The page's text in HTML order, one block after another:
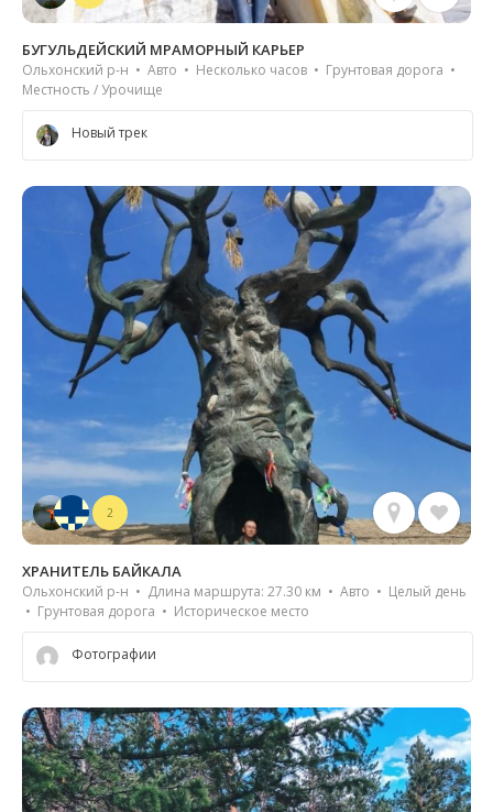
БУГУЛЬДЕЙСКИЙ МРАМОРНЫЙ КАРЬЕР
Ольхонский р-н • Авто • Несколько часов • Грунтовая дорога •
Местность / Урочище
Новый трек
2
ХРАНИТЕЛЬ БАЙКАЛА
Ольхонский р-н • Длина маршрута: 27.30 км • Авто • Целый день
• Грунтовая дорога • Историческое место
Фотографии